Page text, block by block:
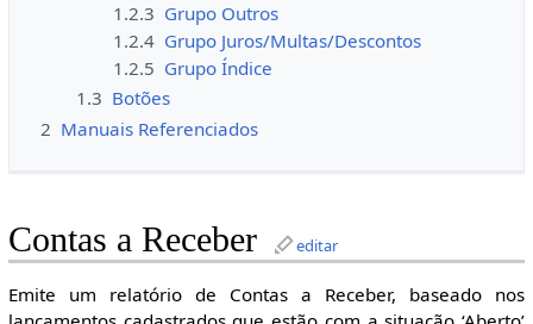
1.2.3 Grupo Outros
1.2.4 Grupo Juros/Multas/Descontos
1.2.5 Grupo Índice
1.3 Botões
2 Manuais Referenciados
Contas a Receber editar
Emite um relatório de Contas a Receber, baseado nos